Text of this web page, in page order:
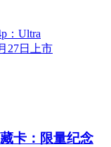
卡：限量纪念